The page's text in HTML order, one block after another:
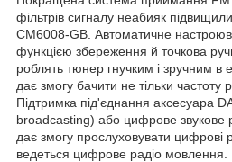
фільтрів сигналу неабияк підвищили
CM6008-GB. Автоматичне
функцією збереження й точкова
роблять тюнер гнучким і зручним в
дає змогу бачити не тільки частоту
Підтримка під'єднання аксесуара
broadcasting) або цифрове звукове
дає змогу прослуховувати цифрові
ведеться цифрове радіо мовлення.